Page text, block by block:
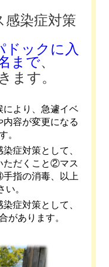
染症対策
ドックに入
まで、
ます。
により、急遽イベ
容が変更になる
。
症対策として、
ただくこと②マス
指の消毒、以上
い。
症対策として、
があります。